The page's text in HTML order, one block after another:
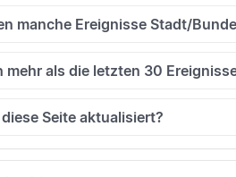
manche Ereignisse Stadt/
mehr als die letzten 30
Seite aktualisiert?